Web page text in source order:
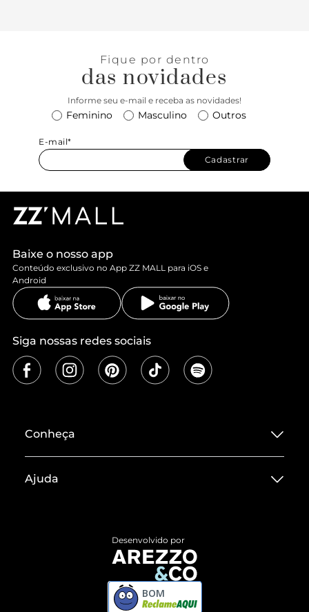
Fique por dentro
das novidades
Informe seu e-mail e receba as novidades!
Feminino Masculino Outros
E-mail*
Cadastrar
Baixe o nosso app
Conteúdo exclusivo no App ZZ MALL para iOS e
Android
Siga nossas redes sociais
Conheça
Termos de Uso
ZZ MALL é confiável
Ajuda
Devolução do Produto
Compre pelo WhatsApp
Desenvolvido por
BOM